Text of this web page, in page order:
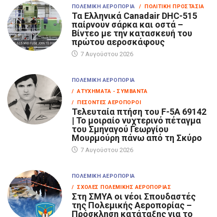
ΠΟΛΕΜΙΚΉ ΑΕΡΟΠΟΡΊΑ / ΠΟΛΙΤΙΚΉ ΠΡΟΣΤΑΣΊΑ
Τα Eλληνικά Canadair DHC-515
παίρνουν σάρκα και οστά –
Βίντεο με την κατασκευή του
πρώτου αεροσκάφους
7 Αυγούστου 2026
ΠΟΛΕΜΙΚΉ ΑΕΡΟΠΟΡΊΑ
/ ΑΤΥΧΉΜΑΤΑ - ΣΥΜΒΆΝΤΑ
/ ΠΕΣΌΝΤΕΣ ΑΕΡΟΠΌΡΟΙ
Τελευταία πτήση του F-5A 69142
| Το μοιραίο νυχτερινό πέταγμα
του Σμηναγού Γεωργίου
Μουρμούρη πάνω από τη Σκύρο
7 Αυγούστου 2026
ΠΟΛΕΜΙΚΉ ΑΕΡΟΠΟΡΊΑ
/ ΣΧΟΛΈΣ ΠΟΛΕΜΙΚΉΣ ΑΕΡΟΠΟΡΊΑΣ
Στη ΣΜΥΑ οι νέοι Σπουδαστές
της Πολεμικής Αεροπορίας –
Πρόσκληση κατάταξης για το